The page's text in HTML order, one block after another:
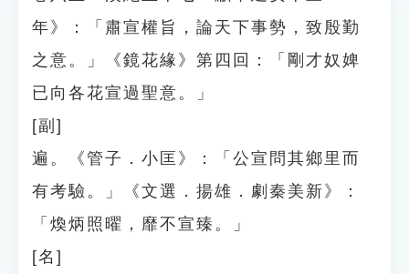
年》：「肅宣權旨，論天下事勢，致殷勤
之意。」《鏡花緣》第四回：「剛才奴婢
已向各花宣過聖意。」
[副]
遍。《管子．小匡》：「公宣問其鄉里而
有考驗。」《文選．揚雄．劇秦美新》：
「煥炳照曜，靡不宣臻。」
[名]